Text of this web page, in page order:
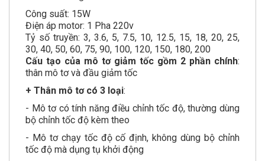
Công suất: 15W
Điện áp motor: 1 Pha 220v
Tỷ số truyền: 3, 3.6, 5, 7.5, 10, 12.5, 15, 18, 20, 25,
30, 40, 50, 60, 75, 90, 100, 120, 150, 180, 200
Cấu tạo của mô tơ giảm tốc gồm 2 phần chính:
thân mô tơ và đầu giảm tốc
+ Thân mô tơ có 3 loại:
- Mô tơ có tính năng điều chỉnh tốc độ, thường dùng
bộ chỉnh tốc độ kèm theo
- Mô tơ chạy tốc độ cố định, không dùng bộ chỉnh
tốc độ mà dụng tụ khởi động